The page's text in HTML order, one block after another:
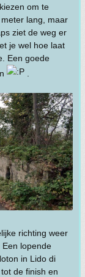
om te
lang, maar
ziet de weg er
je wel hoe laat
Een goede
.
richting weer
lopende
in Lido di
de finish en